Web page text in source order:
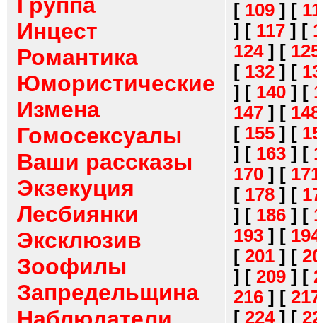
Инцест
Романтика
Юмористические
Измена
Гомосексуалы
Ваши рассказы
Экзекуция
Лесбиянки
Эксклюзив
Зоофилы
Запредельщина
[ 109 ] [
] [ 117 ] [
124] [
[ 132 ] [
] [ 140 ] [
147 ] [
[ 155 ] [
] [ 163 ] [
170 ] [
[ 178 ] [
] [ 186 ] [
193 ] [
[ 201 ] [
] [ 209 ] [
216 ] [
[ 224] [